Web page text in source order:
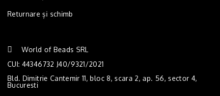
Returnare și schimb
World of Beads SRL
CUI: 44346732 J40/9321/2021
Bld. Dimitrie Cantemir 11, bloc 8, scara 2, ap. 56, sector 4,
Bucuresti